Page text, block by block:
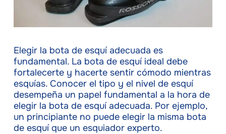
Elegir la bota de esquí adecuada es
fundamental. La bota de esquí ideal debe
fortalecerte y hacerte sentir cómodo mientras
esquías. Conocer el tipo y el nivel de esquí
desempeña un papel fundamental a la hora de
elegir la bota de esquí adecuada. Por ejemplo,
un principiante no puede elegir la misma bota
de esquí que un esquiador experto.